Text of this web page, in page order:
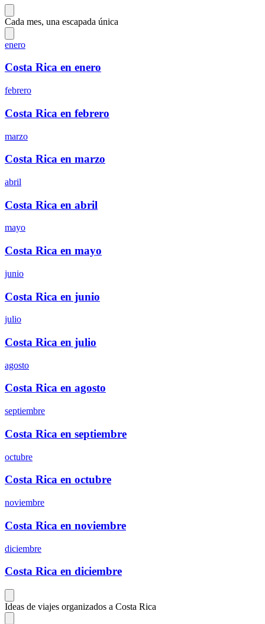
Cada mes, una escapada única
enero
Costa Rica en enero
febrero
Costa Rica en febrero
marzo
Costa Rica en marzo
abril
Costa Rica en abril
mayo
Costa Rica en mayo
junio
Costa Rica en junio
julio
Costa Rica en julio
agosto
Costa Rica en agosto
septiembre
Costa Rica en septiembre
octubre
Costa Rica en octubre
noviembre
Costa Rica en noviembre
diciembre
Costa Rica en diciembre
Ideas de viajes organizados a Costa Rica